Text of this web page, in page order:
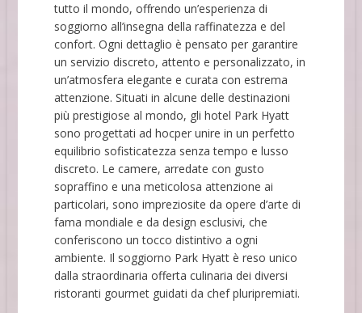
tutto il mondo, offrendo un’esperienza di
soggiorno all’insegna della raffinatezza e del
confort. Ogni dettaglio è pensato per garantire
un servizio discreto, attento e personalizzato, in
un’atmosfera elegante e curata con estrema
attenzione. Situati in alcune delle destinazioni
più prestigiose al mondo, gli hotel Park Hyatt
sono progettati ad hocper unire in un perfetto
equilibrio sofisticatezza senza tempo e lusso
discreto. Le camere, arredate con gusto
sopraffino e una meticolosa attenzione ai
particolari, sono impreziosite da opere d’arte di
fama mondiale e da design esclusivi, che
conferiscono un tocco distintivo a ogni
ambiente. Il soggiorno Park Hyatt è reso unico
dalla straordinaria offerta culinaria dei diversi
ristoranti gourmet guidati da chef pluripremiati.